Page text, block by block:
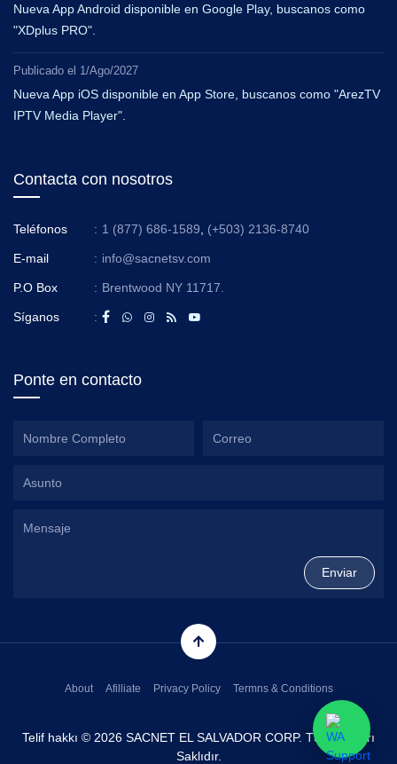
Nueva App Android disponible en Google Play, buscanos como
"XDplus PRO".
Publicado el 1/Ago/2027
Nueva App iOS disponible en App Store, buscanos como "ArezTV
IPTV Media Player".
Contacta con nosotros
Teléfonos : 1 (877) 686-1589 (+503) 2136-8740
E-mail : info@sacnetsv.com
P.O Box : Brentwood NY 11717.
Síganos :
Ponte en contacto
Telif hakkı © 2026 SACNET EL SALVADOR CORP. Tüm Hakları
Saklıdır.
About Afilliate Privacy Policy Termns & Conditions